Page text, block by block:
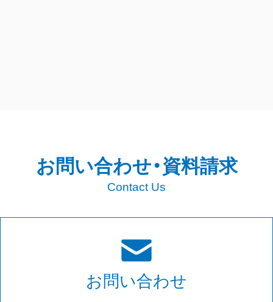
お問い合わせ・資料請求
Contact Us
お問い合わせ